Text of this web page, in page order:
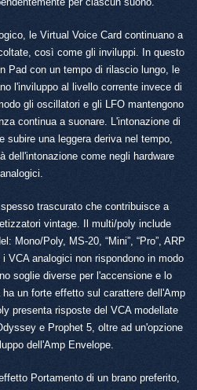
le Virtual Voice Card continuano a
così come gli inviluppi. In questo
Pad con un tempo di rilascio lungo, le
l'inviluppo al livello corrente invece di
gli oscillatori e gli LFO mantengono
continua a suonare. L'intonazione di
subire una leggera deriva nel tempo,
dell'intonazione come negli hardware
analogici.
trascurato che contribuisce a
vintage. Il multi/poly include
Mono/Poly, MS-20, “Mini”, “Pro”, ARP
VCA analogici non rispondono in modo
soglie diverse per l'accensione e lo
un forte effetto sul carattere dell'Amp
presenta risposte del VCA modellate
e Prophet 5, oltre ad un'opzione
dell'Amp Envelope.
Portamento di un brano preferito,